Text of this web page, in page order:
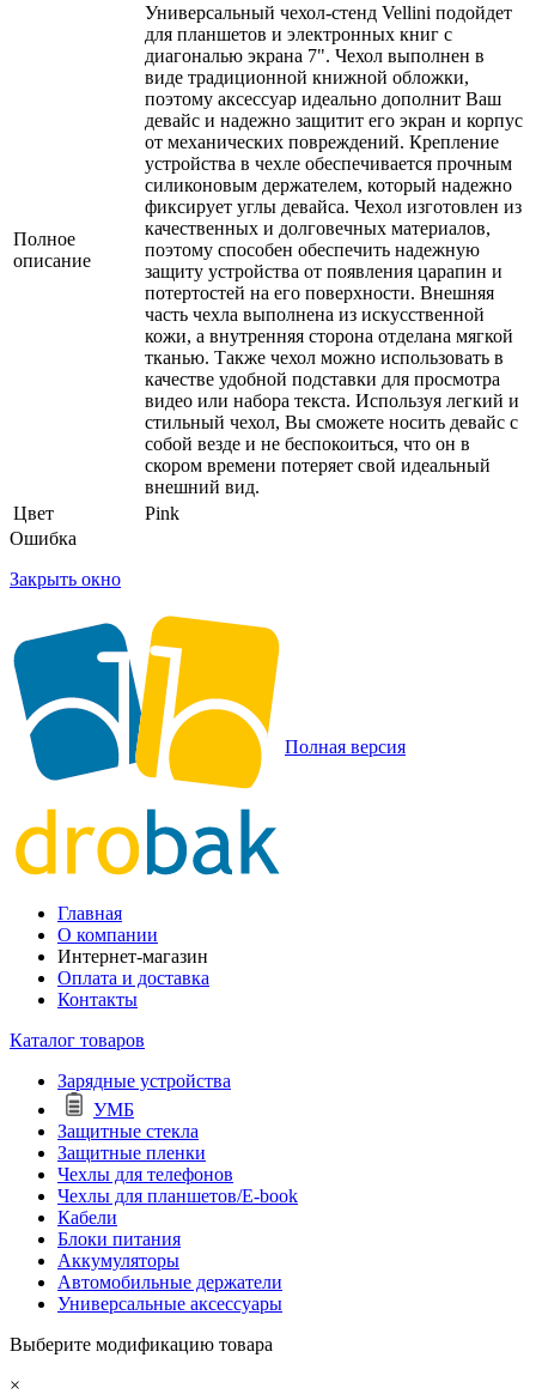
Полное
описание
Универсальный чехол-стенд Vellini подойдет
для планшетов и электронных книг с
диагональю экрана 7". Чехол выполнен в
виде традиционной книжной обложки,
поэтому аксессуар идеально дополнит Ваш
девайс и надежно защитит его экран и корпус
от механических повреждений. Крепление
устройства в чехле обеспечивается прочным
силиконовым держателем, который надежно
фиксирует углы девайса. Чехол изготовлен из
качественных и долговечных материалов,
поэтому способен обеспечить надежную
защиту устройства от появления царапин и
потертостей на его поверхности. Внешняя
часть чехла выполнена из искусственной
кожи, а внутренняя сторона отделана мягкой
тканью. Также чехол можно использовать в
качестве удобной подставки для просмотра
видео или набора текста. Используя легкий и
стильный чехол, Вы сможете носить девайс с
собой везде и не беспокоиться, что он в
скором времени потеряет свой идеальный
внешний вид.
Цвет
Pink
Ошибка
Закрыть окно
Полная версия
Главная
О компании
Интернет-магазин
Оплата и доставка
Контакты
Каталог товаров
Зарядные устройства
УМБ
Защитные стекла
Защитные пленки
Чехлы для телефонов
Чехлы для планшетов/E-book
Кабели
Блоки питания
Аккумуляторы
Автомобильные держатели
Универсальные аксессуары
Выберите модификацию товара
×